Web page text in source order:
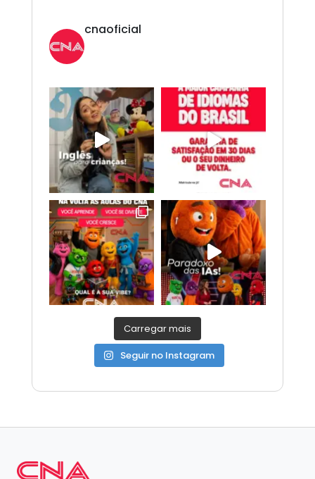
cnaoficial
Novo CNA. Vem com tudo!
Espanhol, Programação, Robótica, IA e
Carregar mais
Seguir no Instagram